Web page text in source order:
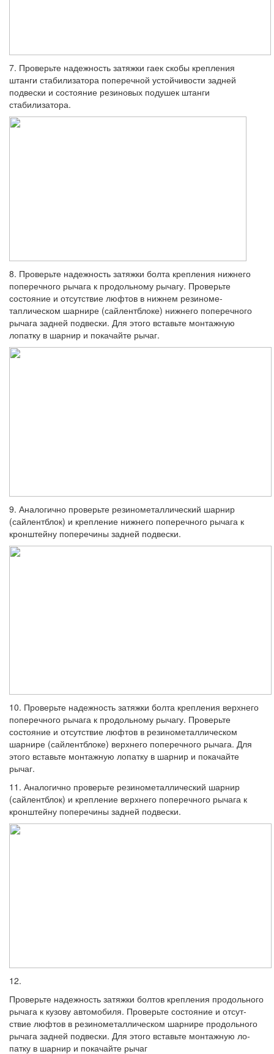
7. Проверьте надежность затяжки гаек скобы крепления
штанги стабилизатора поперечной устойчивости задней
подвески и состояние резиновых подушек штанги
стабилизатора.
8. Проверьте надежность затяжки болта крепления нижнего
поперечного рычага к продольному рычагу. Проверьте
состояние и отсутствие люфтов в нижнем резиноме-
таплическом шарнире (сайлентблоке) ни­жнего поперечного
рычага задней подве­ски. Для этого вставьте монтажную
лопатку в шарнир и покачайте рычаг.
9. Аналогично проверьте резинометалли­ческий шарнир
(сайлентблок) и крепление нижнего поперечного рычага к
кронштейну поперечины задней подвески.
10. Проверьте надежность затяжки болта крепления верхнего
поперечного рычага к продольному рычагу. Проверьте
состояние и отсутствие люфтов в резинометалличе­ском
шарнире (сайлентблоке) верхнего по­перечного рычага. Для
этого вставьте мон­тажную лопатку в шарнир и покачайте
рычаг.
11. Аналогично проверьте резинометал­лический шарнир
(сайлентблок) и крепле­ние верхнего поперечного рычага к
крон­штейну поперечины задней подвески.
12.
Проверьте надежность затяжки бол­тов крепления продольного
рычага к кузову автомобиля. Проверьте состояние и отсут­
ствие люфтов в резинометаллическом шарнире продольного
рычага задней под­вески. Для этого вставьте монтажную ло­
патку в шарнир и покачайте рычаг